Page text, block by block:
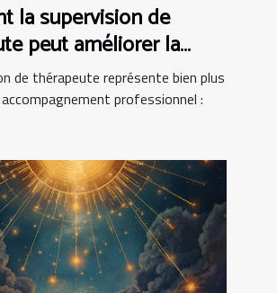
la supervision de
peut améliorer la
de thérapeute représente bien plus
accompagnement professionnel :